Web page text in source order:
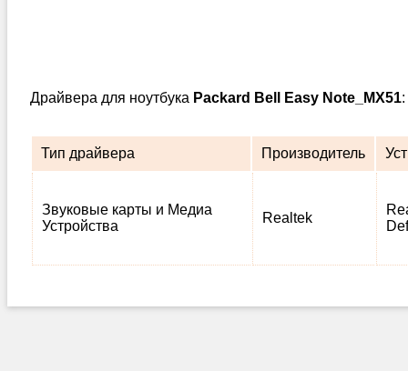
Драйвера для ноутбука Packard Bell Easy Note_MX51
Тип драйвера Производитель
Звуковые карты и Медиа
Устройства
Realtek